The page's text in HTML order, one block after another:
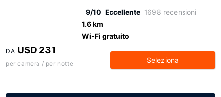
9/10 Eccellente 1698 recensioni
1.6 km
Wi-Fi gratuito
DA USD 231
per camera / per notte Seleziona